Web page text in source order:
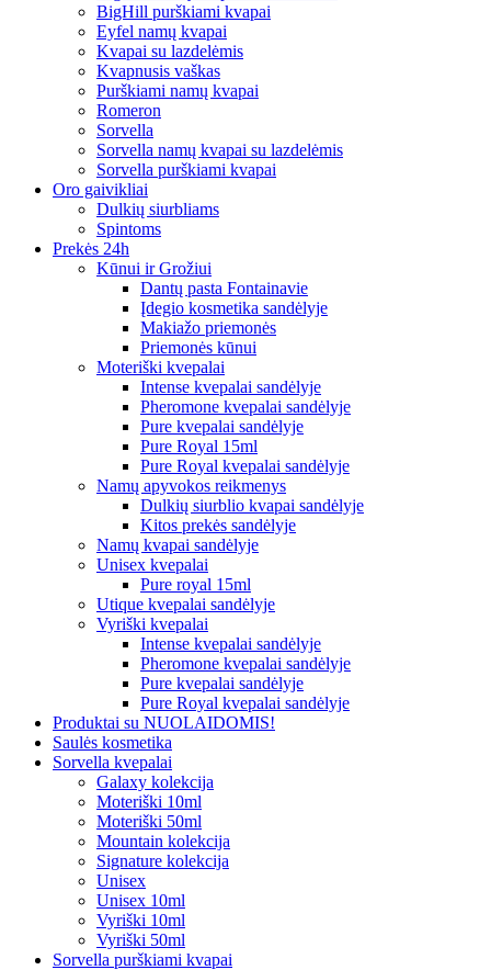
BigHill purškiami kvapai
Eyfel namų kvapai
Kvapai su lazdelėmis
Kvapnusis vaškas
Purškiami namų kvapai
Romeron
Sorvella
Sorvella namų kvapai su lazdelėmis
Sorvella purškiami kvapai
Oro gaivikliai
Dulkių siurbliams
Spintoms
Prekės 24h
Kūnui ir Grožiui
Dantų pasta Fontainavie
Įdegio kosmetika sandėlyje
Makiažo priemonės
Priemonės kūnui
Moteriški kvepalai
Intense kvepalai sandėlyje
Pheromone kvepalai sandėlyje
Pure kvepalai sandėlyje
Pure Royal 15ml
Pure Royal kvepalai sandėlyje
Namų apyvokos reikmenys
Dulkių siurblio kvapai sandėlyje
Kitos prekės sandėlyje
Namų kvapai sandėlyje
Unisex kvepalai
Pure royal 15ml
Utique kvepalai sandėlyje
Vyriški kvepalai
Intense kvepalai sandėlyje
Pheromone kvepalai sandėlyje
Pure kvepalai sandėlyje
Pure Royal kvepalai sandėlyje
Produktai su NUOLAIDOMIS!
Saulės kosmetika
Sorvella kvepalai
Galaxy kolekcija
Moteriški 10ml
Moteriški 50ml
Mountain kolekcija
Signature kolekcija
Unisex
Unisex 10ml
Vyriški 10ml
Vyriški 50ml
Sorvella purškiami kvapai